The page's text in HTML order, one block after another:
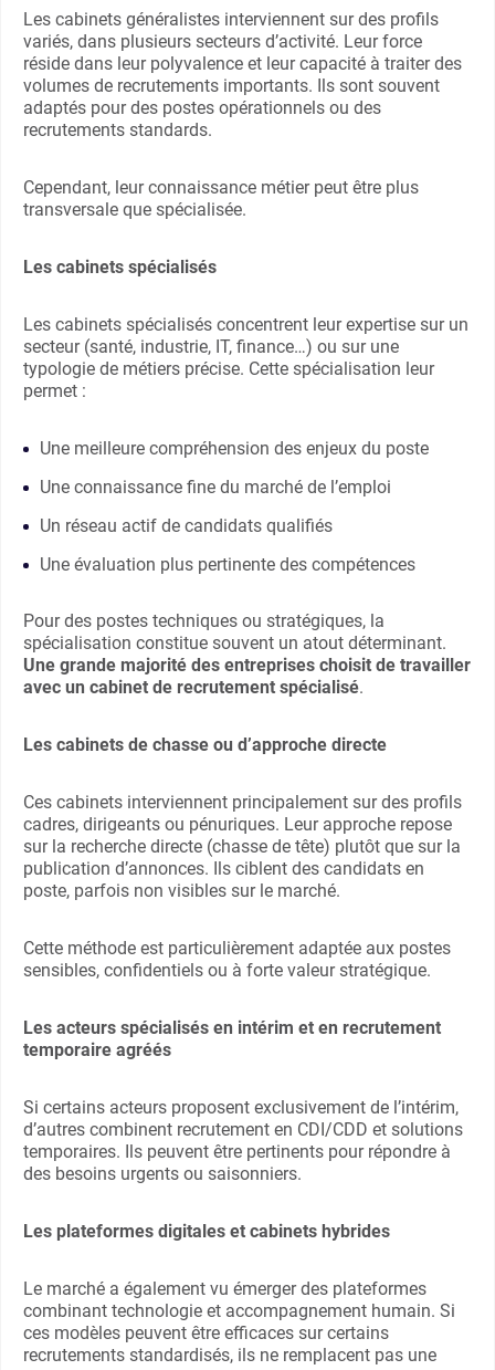
Les cabinets généralistes interviennent sur des profils
variés, dans plusieurs secteurs d’activité. Leur force
réside dans leur polyvalence et leur capacité à traiter des
volumes de recrutements importants. Ils sont souvent
adaptés pour des postes opérationnels ou des
recrutements standards.
Cependant, leur connaissance métier peut être plus
transversale que spécialisée.
Les cabinets spécialisés
Les cabinets spécialisés concentrent leur expertise sur un
secteur (santé, industrie, IT, finance…) ou sur une
typologie de métiers précise. Cette spécialisation leur
permet :
Une meilleure compréhension des enjeux du poste
Une connaissance fine du marché de l’emploi
Un réseau actif de candidats qualifiés
Une évaluation plus pertinente des compétences
Pour des postes techniques ou stratégiques, la
spécialisation constitue souvent un atout déterminant.
Une grande majorité des entreprises choisit de travailler
avec un cabinet de recrutement spécialisé.
Les cabinets de chasse ou d’approche directe
Ces cabinets interviennent principalement sur des profils
cadres, dirigeants ou pénuriques. Leur approche repose
sur la recherche directe (chasse de tête) plutôt que sur la
publication d’annonces. Ils ciblent des candidats en
poste, parfois non visibles sur le marché.
Cette méthode est particulièrement adaptée aux postes
sensibles, confidentiels ou à forte valeur stratégique.
Les acteurs spécialisés en intérim et en recrutement
temporaire agréés
Si certains acteurs proposent exclusivement de l’intérim,
d’autres combinent recrutement en CDI/CDD et solutions
temporaires. Ils peuvent être pertinents pour répondre à
des besoins urgents ou saisonniers.
Les plateformes digitales et cabinets hybrides
Le marché a également vu émerger des plateformes
combinant technologie et accompagnement humain. Si
ces modèles peuvent être efficaces sur certains
recrutements standardisés, ils ne remplacent pas une